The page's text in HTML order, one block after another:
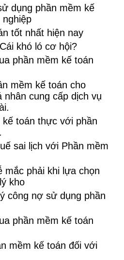
dụng phần mềm kế
nghiệp
tốt nhất hiện nay
khó ló cơ hội?
phần mềm kế toán
mềm kế toán cho
nhân cung cấp dịch vụ
toán thực với phần
sai lịch với Phần mềm
mắc phải khi lựa chọn
kho
công nợ sử dụng phần
phần mềm kế toán
mềm kế toán đối với